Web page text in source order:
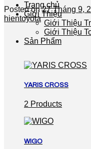
Trang chủ
Giới Thiệu
Giới Thiệu
Giới Thiệu
Sản Phẩm
YARIS CROSS
2 Products
WIGO
Posted on27 Tháng 9,
hientoyota